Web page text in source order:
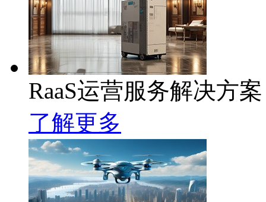
RaaS运营服务解决方案
了解更多